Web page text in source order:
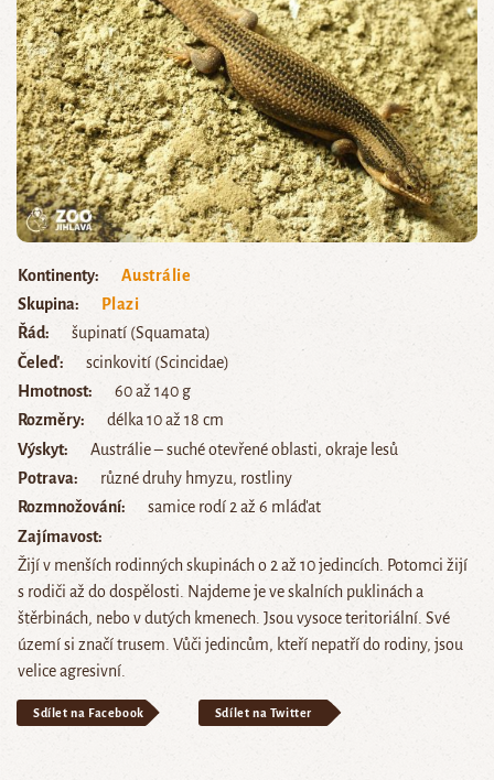
Kontinenty
Austrálie
Skupina
Plazi
Řád
šupinatí (Squamata)
Čeleď
scinkovití (Scincidae)
Hmotnost
60 až 140 g
Rozměry
délka 10 až 18 cm
Výskyt
Austrálie – suché otevřené oblasti, okraje lesů
Potrava
různé druhy hmyzu, rostliny
Rozmnožování
samice rodí 2 až 6 mláďat
Zajímavost
Žijí v menších rodinných skupinách o 2 až 10 jedincích. Potomci žijí
s rodiči až do dospělosti. Najdeme je ve skalních puklinách a
štěrbinách, nebo v dutých kmenech. Jsou vysoce teritoriální. Své
území si značí trusem. Vůči jedincům, kteří nepatří do rodiny, jsou
velice agresivní.
Sdílet na Facebook Sdílet na Twitter